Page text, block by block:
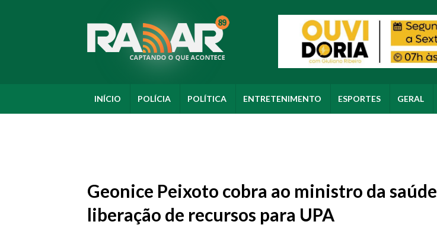
INÍCIO POLÍCIA POLÍTICA ENTRETENIMENTO ESPORTES GERAL
Geonice Peixoto cobra ao ministro da saúde
liberação de recursos para UPA